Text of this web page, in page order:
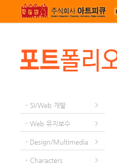
- SI/Web 개발
- Web 유지보수
- Design/Multimedia
- Characters